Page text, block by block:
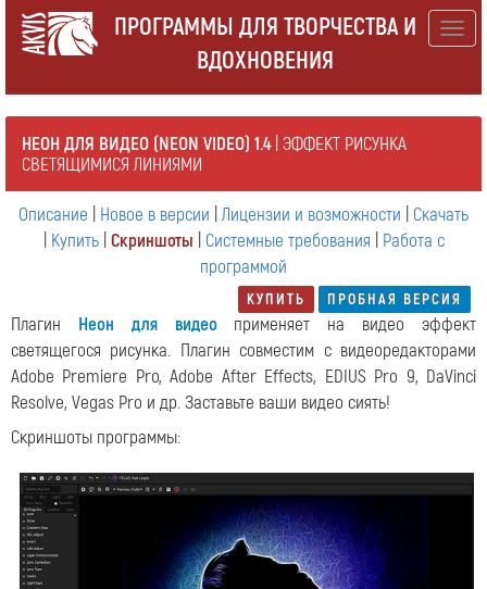
ПРОГРАММЫ ДЛЯ ТВОРЧЕСТВА И
ВДОХНОВЕНИЯ
НЕОН ДЛЯ ВИДЕО (NEON VIDEO) 1.4| ЭФФЕКТ РИСУНКА
СВЕТЯЩИМИСЯ ЛИНИЯМИ
Описание Новое в версии Лицензии и возможности
Скачать
Купить| Скриншоты Системные требования
Работа с
программой
КУПИТЬ ПРОБНАЯ ВЕРСИЯ
Плагин Неон для видеоприменяет на видео эффект
светящегося рисунка. Плагин совместим с видеоредакторами
Adobe Premiere Pro, Adobe After Effects, EDIUS Pro 9, DaVinci
Resolve, Vegas Pro и др. Заставьте ваши видео сиять!
Скриншоты программы: